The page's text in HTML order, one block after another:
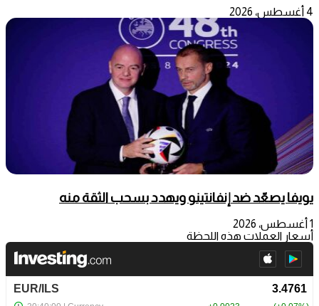
4 أغسطس، 2026
يويفا يصعّد ضد إنفانتينو ويهدد بسحب الثقة منه
1 أغسطس، 2026
أسعار العملات هذه اللحظة